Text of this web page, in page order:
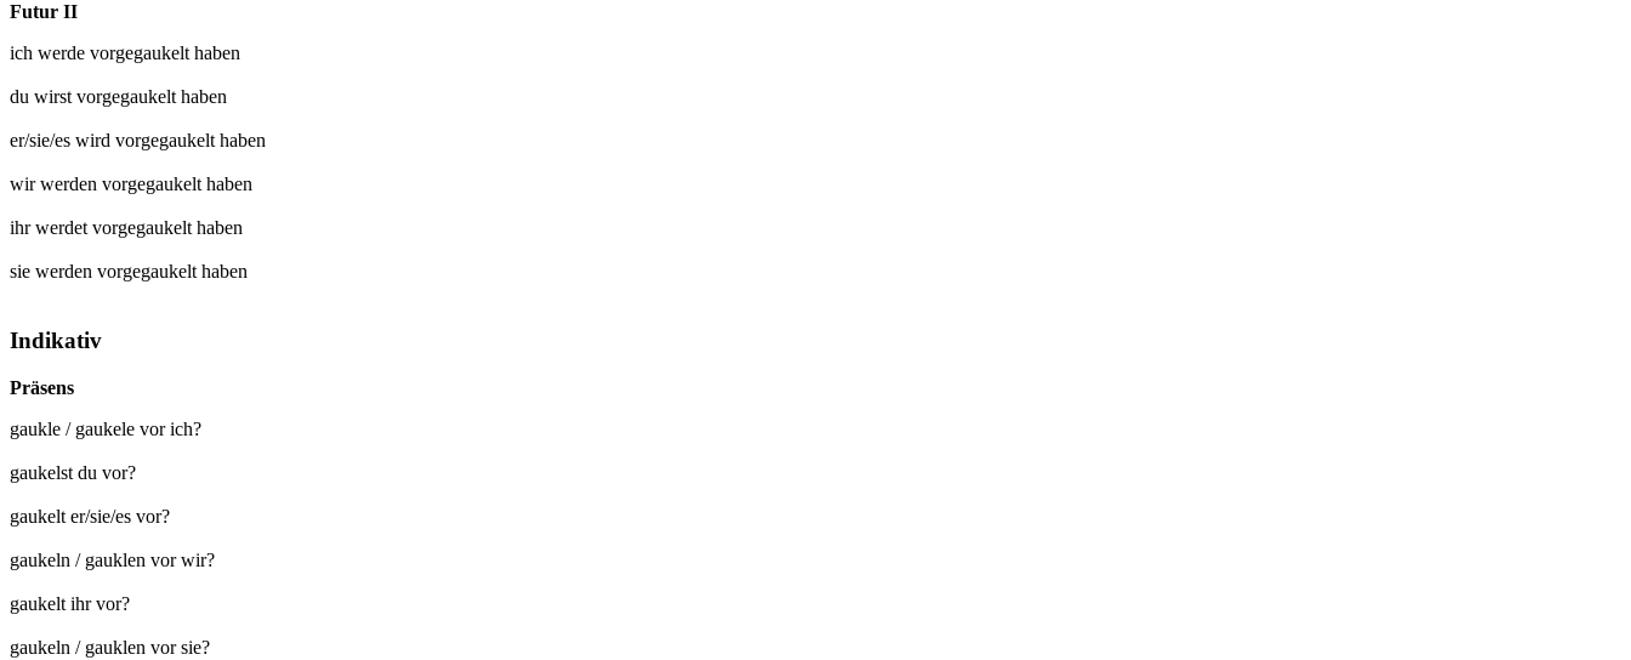
Futur II
ich werde vorgegaukelt haben
du wirst vorgegaukelt haben
er/sie/es wird vorgegaukelt haben
wir werden vorgegaukelt haben
ihr werdet vorgegaukelt haben
sie werden vorgegaukelt haben
Indikativ
Präsens
gaukle / gaukele vor ich?
gaukelst du vor?
gaukelt er/sie/es vor?
gaukeln / gauklen vor wir?
gaukelt ihr vor?
gaukeln / gauklen vor sie?